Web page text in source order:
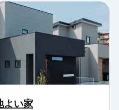
よい家